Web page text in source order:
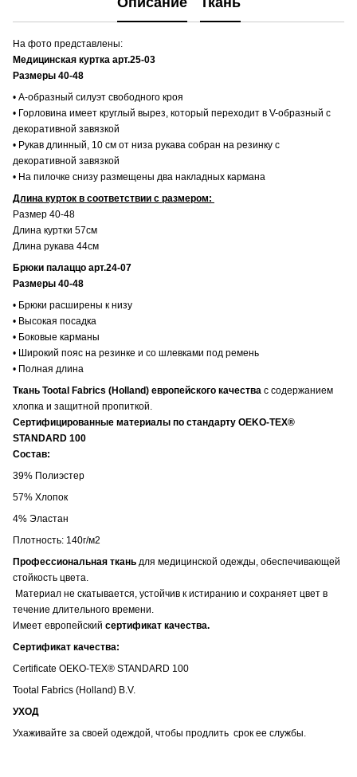
На фото представлены:
Медицинская куртка арт.25-03
Размеры 40-48
• А-образный силуэт свободного кроя
• Горловина имеет круглый вырез, который переходит в V-образный с
декоративной завязкой
• Рукав длинный, 10 см от низа рукава собран на резинку с
декоративной завязкой
• На пилочке снизу размещены два накладных кармана
Длина курток в соответствии с размером:
Размер 40-48
Длина куртки 57см
Длина рукава 44см
Брюки палаццо арт.24-07
Размеры 40-48
• Брюки расширены к низу
• Высокая посадка
• Боковые карманы
• Широкий пояс на резинке и со шлевками под ремень
• Полная длина
Ткань Tootal Fabrics (Holland) европейского качества с содержанием
хлопка и защитной пропиткой.
Сертифицированные материалы по стандарту OEKO-TEX®
STANDARD 100
Состав:
39% Полиэстер
57% Хлопок
4% Эластан
Плотность: 140г/м2
Профессиональная ткань для медицинской одежды, обеспечивающей
стойкость цвета.
Материал не скатывается, устойчив к истиранию и сохраняет цвет в
течение длительного времени.
Имеет европейский сертификат качества.
Сертификат качества:
Certificate OEKO-TEX® STANDARD 100
Tootal Fabrics (Holland) B.V.
УХОД
Ухаживайте за своей одеждой, чтобы продлить срок ее службы.